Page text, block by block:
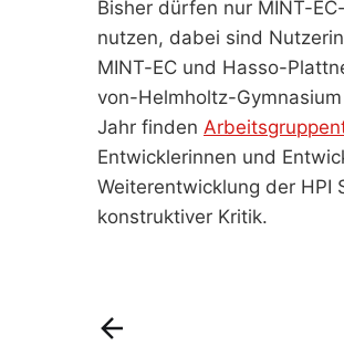
Bisher dürfen nur MINT-
nutzen, dabei sind
MINT-EC und Hasso-
von-Helmholtz-
Jahr finden
Entwicklerinnen und
Weiterentwicklung der HPI
konstruktiver Kritik.